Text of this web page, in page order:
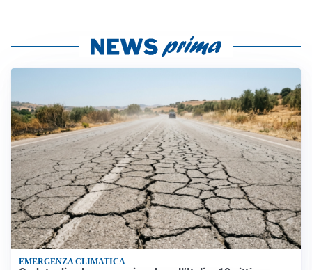
EMERGENZA CLIMATICA